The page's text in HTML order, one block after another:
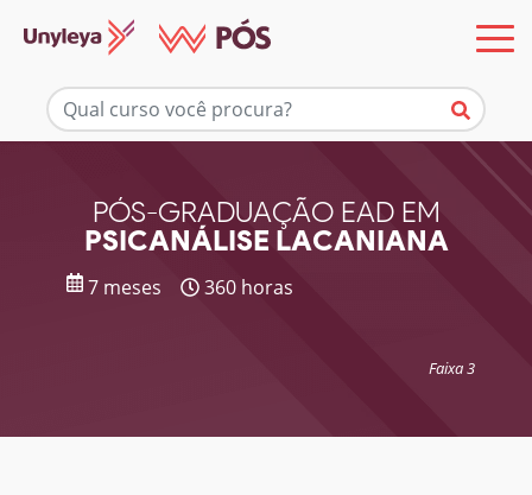
PÓS-GRADUAÇÃO EAD EM
PSICANÁLISE LACANIANA
7 meses 360 horas
Faixa 3
Mais informações